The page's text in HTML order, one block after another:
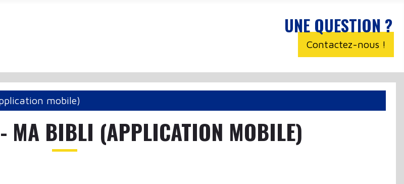
UNE QUESTION ?
Contactez-nous !
mobile)
- MA BIBLI (APPLICATION MOBILE)